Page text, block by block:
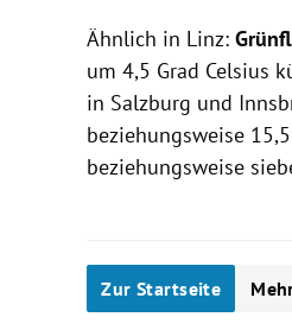
Ähnlich in Linz:
um 4,5 Grad Celsius
in Salzburg und
beziehungsweise
beziehungsweise
Zur Startseite